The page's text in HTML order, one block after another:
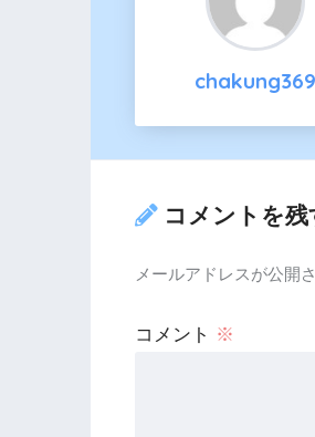
chakung369
コメントを残
メールアドレスが公開
コメント ※